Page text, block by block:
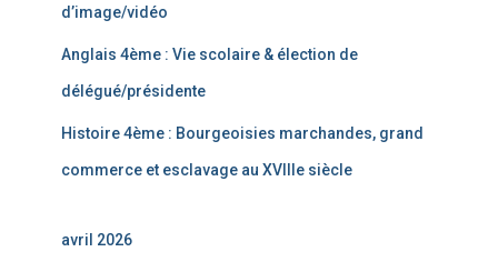
d’image/vidéo
Anglais 4ème : Vie scolaire & élection de
délégué/présidente
Histoire 4ème : Bourgeoisies marchandes, grand
commerce et esclavage au XVIIIe siècle
avril 2026